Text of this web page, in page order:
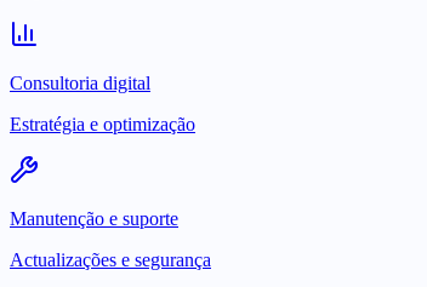
Consultoria digital
Estratégia e optimização
Manutenção e suporte
Actualizações e segurança